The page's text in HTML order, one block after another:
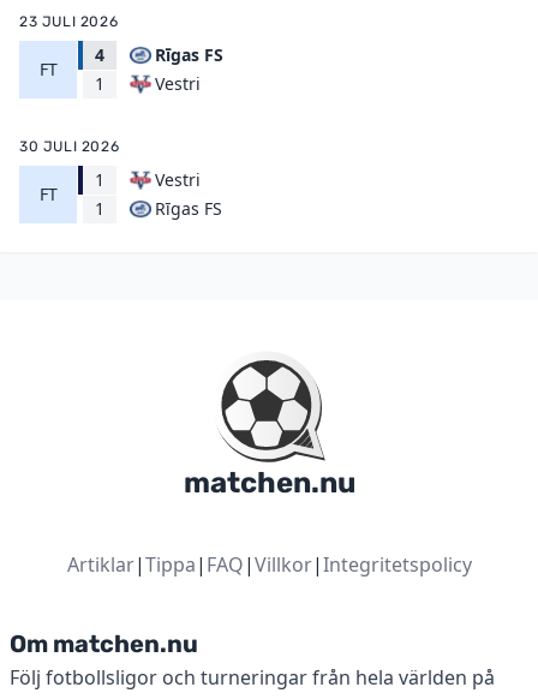
23 JULI 2026
FT
4
1
Rīgas FS
Vestri
30 JULI 2026
FT
1
1
Vestri
Rīgas FS
matchen.nu
Artiklar|Tippa| FAQ|Villkor|Integritetspolicy
Om matchen.nu
Följ fotbollsligor och turneringar från hela världen på